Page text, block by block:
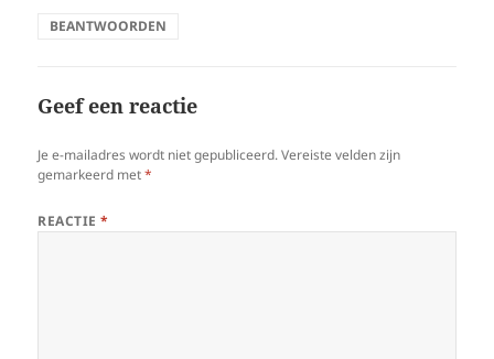
BEANTWOORDEN
Geef een reactie
Je e-mailadres wordt niet gepubliceerd. Vereiste velden zijn
gemarkeerd met*
REACTIE*